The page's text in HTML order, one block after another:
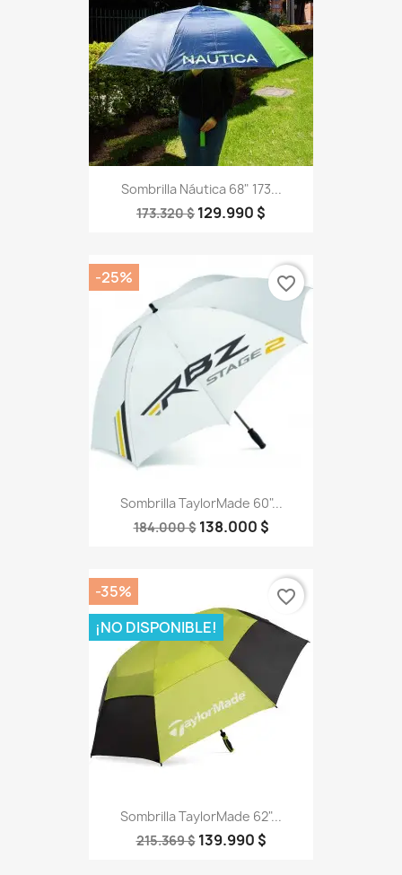
Sombrilla Náutica 68" 173...
173.320 $ 129.990 $
Sombrilla TaylorMade 60"...
184.000 $ 138.000 $
-25% favorite_border
Sombrilla TaylorMade 62"...
215.369 $ 139.990 $
-35%
¡NO DISPONIBLE!
favorite_border